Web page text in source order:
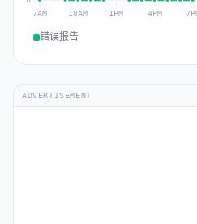
错误报告
ADVERTISEMENT